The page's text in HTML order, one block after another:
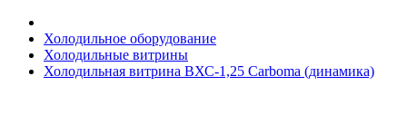
Холодильное оборудование
Холодильные витрины
Холодильная витрина ВХС-1,25 Carboma (динамика)